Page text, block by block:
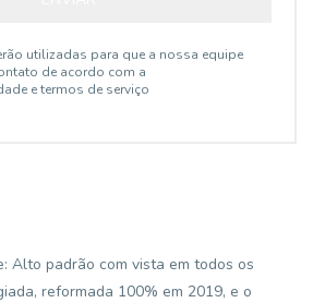
utilizadas para que a nossa equipe
de acordo com a
e termos de serviço
Alto padrão com vista em todos os
reformada 100% em 2019, e o